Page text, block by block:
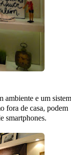
ambiente e um
fora de casa, podem
smartphones.